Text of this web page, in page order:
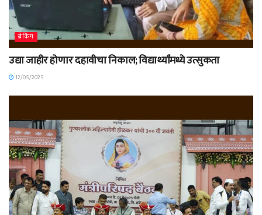
ब्रेकिंग
उद्या जाहीर होणार दहावीचा निकाल; विद्यार्थ्यांमध्ये उत्सुकता
12/05/2025